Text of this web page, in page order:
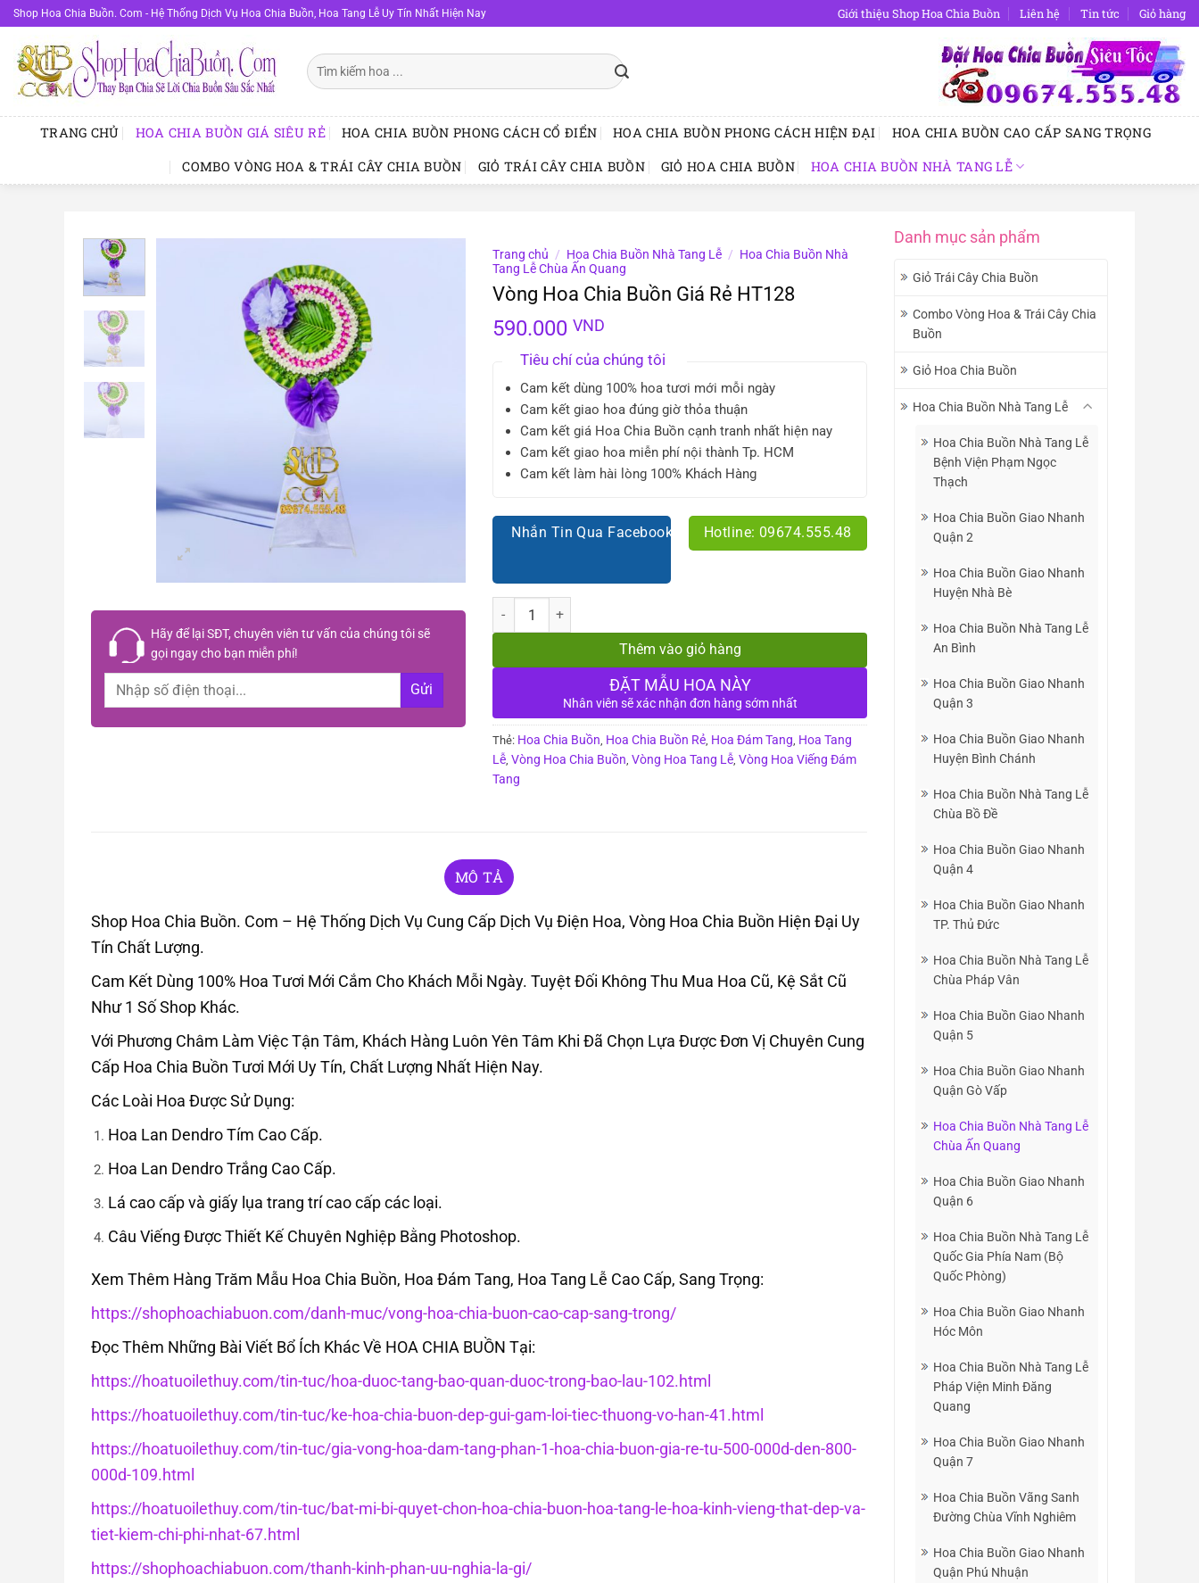
Bỏ
qua
nội
dung
Shop Hoa Chia Buồn. Com - Hệ Thống Dịch Vụ Hoa Chia Buồn, Hoa Tang Lễ Uy Tín Nhất Hiện Nay Giới thiệu Shop Hoa Chia Buồn Liên hệ Tin tức Giỏ hàng
Tìm
kiếm:
TRANG CHỦ HOA CHIA BUỒN GIÁ SIÊU RẺ HOA CHIA BUỒN PHONG CÁCH CỔ ĐIỂN HOA CHIA BUỒN PHONG CÁCH HIỆN ĐẠI
HOA CHIA BUỒN CAO CẤP SANG TRỌNG
COMBO VÒNG HOA & TRÁI CÂY CHIA BUỒN
GIỎ TRÁI CÂY CHIA BUỒN GIỎ HOA CHIA BUỒN HOA CHIA BUỒN NHÀ TANG LỄ
Danh mục sản phẩm
Giỏ Trái Cây Chia Buồn
Combo Vòng Hoa & Trái Cây Chia
Buồn
Giỏ Hoa Chia Buồn
Hoa Chia Buồn Nhà Tang Lễ
Hoa Chia Buồn Nhà Tang Lễ
Bệnh Viện Phạm Ngọc
Thạch
Hoa Chia Buồn Giao Nhanh
Quận 2
Hoa Chia Buồn Giao Nhanh
Huyện Nhà Bè
Hoa Chia Buồn Nhà Tang Lễ
An Bình
Hoa Chia Buồn Giao Nhanh
Quận 3
Hoa Chia Buồn Giao Nhanh
Huyện Bình Chánh
Hoa Chia Buồn Nhà Tang Lễ
Chùa Bồ Đề
Hoa Chia Buồn Giao Nhanh
Quận 4
Hoa Chia Buồn Giao Nhanh
TP. Thủ Đức
Hoa Chia Buồn Nhà Tang Lễ
Chùa Pháp Vân
Hoa Chia Buồn Giao Nhanh
Quận 5
Hoa Chia Buồn Giao Nhanh
Quận Gò Vấp
Hoa Chia Buồn Nhà Tang Lễ
Chùa Ấn Quang
Hoa Chia Buồn Giao Nhanh
Quận 6
Hoa Chia Buồn Nhà Tang Lễ
Quốc Gia Phía Nam (Bộ
Quốc Phòng)
Hoa Chia Buồn Giao Nhanh
Hóc Môn
Hoa Chia Buồn Nhà Tang Lễ
Pháp Viện Minh Đăng
Quang
Hoa Chia Buồn Giao Nhanh
Quận 7
Hoa Chia Buồn Vãng Sanh
Đường Chùa Vĩnh Nghiêm
Hoa Chia Buồn Giao Nhanh
Quận Phú Nhuận
Hãy để lạiSĐT, chuyên viên tư vấn của chúng tôi sẽ
gọi ngay cho bạn miễn phí!
Trang chủ / Hoa Chia Buồn Nhà Tang Lễ / Hoa Chia Buồn Nhà
Tang Lễ Chùa Ấn Quang
Vòng Hoa Chia Buồn Giá Rẻ HT128
590.000 VND
Tiêu chí của chúng tôi
Cam kết dùng 100% hoa tươi mới mỗi ngày
Cam kết giao hoa đúng giờ thỏa thuận
Cam kết giá Hoa Chia Buồn cạnh tranh nhất hiện nay
Cam kết giao hoa miễn phí nội thành Tp. HCM
Cam kết làm hài lòng 100% Khách Hàng
Nhắn Tin Qua Facebook Hotline: 09674.555.48
Số lượng
Thêm vào giỏ hàng
ĐẶT MẪU HOA NÀY
Nhân viên sẽ xác nhận đơn hàng sớm nhất
Thẻ: Hoa Chia Buồn, Hoa Chia Buồn Rẻ, Hoa Đám Tang, Hoa Tang
Lễ, Vòng Hoa Chia Buồn, Vòng Hoa Tang Lễ, Vòng Hoa Viếng Đám
Tang
MÔ TẢ
Shop Hoa Chia Buồn. Com – Hệ Thống Dịch Vụ Cung Cấp Dịch Vụ Điện Hoa, Vòng Hoa Chia Buồn Hiện Đại Uy
Tín Chất Lượng.
Cam Kết Dùng 100% Hoa Tươi Mới Cắm Cho Khách Mỗi Ngày. Tuyệt Đối Không Thu Mua Hoa Cũ, Kệ Sắt Cũ
Như 1 Số Shop Khác.
Với Phương Châm Làm Việc Tận Tâm, Khách Hàng Luôn Yên Tâm Khi Đã Chọn Lựa Được Đơn Vị Chuyên Cung
Cấp Hoa Chia Buồn Tươi Mới Uy Tín, Chất Lượng Nhất Hiện Nay.
Các Loài Hoa Được Sử Dụng:
Hoa Lan Dendro Tím Cao Cấp.
Hoa Lan Dendro Trắng Cao Cấp.
Lá cao cấp và giấy lụa trang trí cao cấp các loại.
Câu Viếng Được Thiết Kế Chuyên Nghiệp Bằng Photoshop.
Xem Thêm Hàng Trăm Mẫu Hoa Chia Buồn, Hoa Đám Tang, Hoa Tang Lễ Cao Cấp, Sang Trọng:
https://shophoachiabuon.com/danh-muc/vong-hoa-chia-buon-cao-cap-sang-trong/
Đọc Thêm Những Bài Viết Bổ Ích Khác Về HOA CHIA BUỒN Tại:
https://hoatuoilethuy.com/tin-tuc/hoa-duoc-tang-bao-quan-duoc-trong-bao-lau-102.html
https://hoatuoilethuy.com/tin-tuc/ke-hoa-chia-buon-dep-gui-gam-loi-tiec-thuong-vo-han-41.html
https://hoatuoilethuy.com/tin-tuc/gia-vong-hoa-dam-tang-phan-1-hoa-chia-buon-gia-re-tu-500-000d-den-800-
000d-109.html
https://hoatuoilethuy.com/tin-tuc/bat-mi-bi-quyet-chon-hoa-chia-buon-hoa-tang-le-hoa-kinh-vieng-that-dep-va-
tiet-kiem-chi-phi-nhat-67.html
https://shophoachiabuon.com/thanh-kinh-phan-uu-nghia-la-gi/